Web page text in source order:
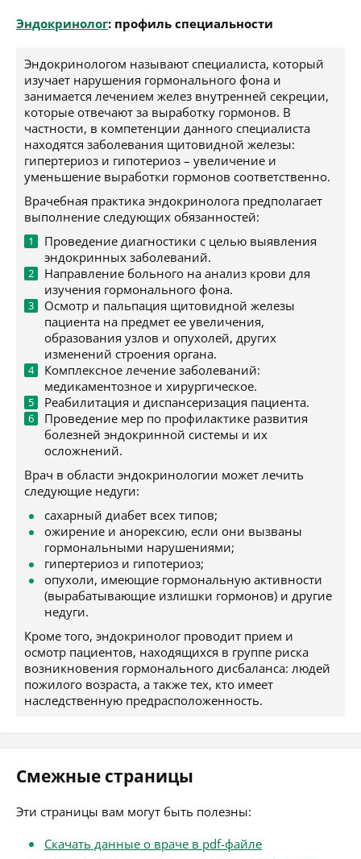
Эндокринолог: профиль специальности
Эндокринологом называют специалиста, который
изучает нарушения гормонального фона и
занимается лечением желез внутренней секреции,
которые отвечают за выработку гормонов. В
частности, в компетенции данного специалиста
находятся заболевания щитовидной железы:
гипертериоз и гипотериоз – увеличение и
уменьшение выработки гормонов соответственно.
Врачебная практика эндокринолога предполагает
выполнение следующих обязанностей:
Проведение диагностики с целью выявления
эндокринных заболеваний.
Направление больного на анализ крови для
изучения гормонального фона.
Осмотр и пальпация щитовидной железы
пациента на предмет ее увеличения,
образования узлов и опухолей, других
изменений строения органа.
Комплексное лечение заболеваний:
медикаментозное и хирургическое.
Реабилитация и диспансеризация пациента.
Проведение мер по профилактике развития
болезней эндокринной системы и их
осложнений.
Врач в области эндокринологии может лечить
следующие недуги:
сахарный диабет всех типов;
ожирение и анорексию, если они вызваны
гормональными нарушениями;
гипертериоз и гипотериоз;
опухоли, имеющие гормональную активности
(вырабатывающие излишки гормонов) и другие
недуги.
Кроме того, эндокринолог проводит прием и
осмотр пациентов, находящихся в группе риска
возникновения гормонального дисбаланса: людей
пожилого возраста, а также тех, кто имеет
наследственную предрасположенность.
Смежные страницы
Эти страницы вам могут быть полезны:
Скачать данные о враче в pdf-файле